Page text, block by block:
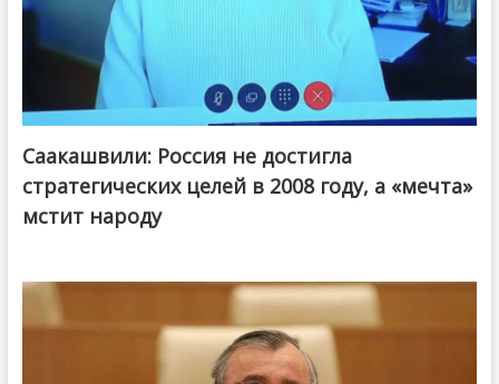
Саакашвили: Россия не достигла
стратегических целей в 2008 году, а «мечта»
мстит народу